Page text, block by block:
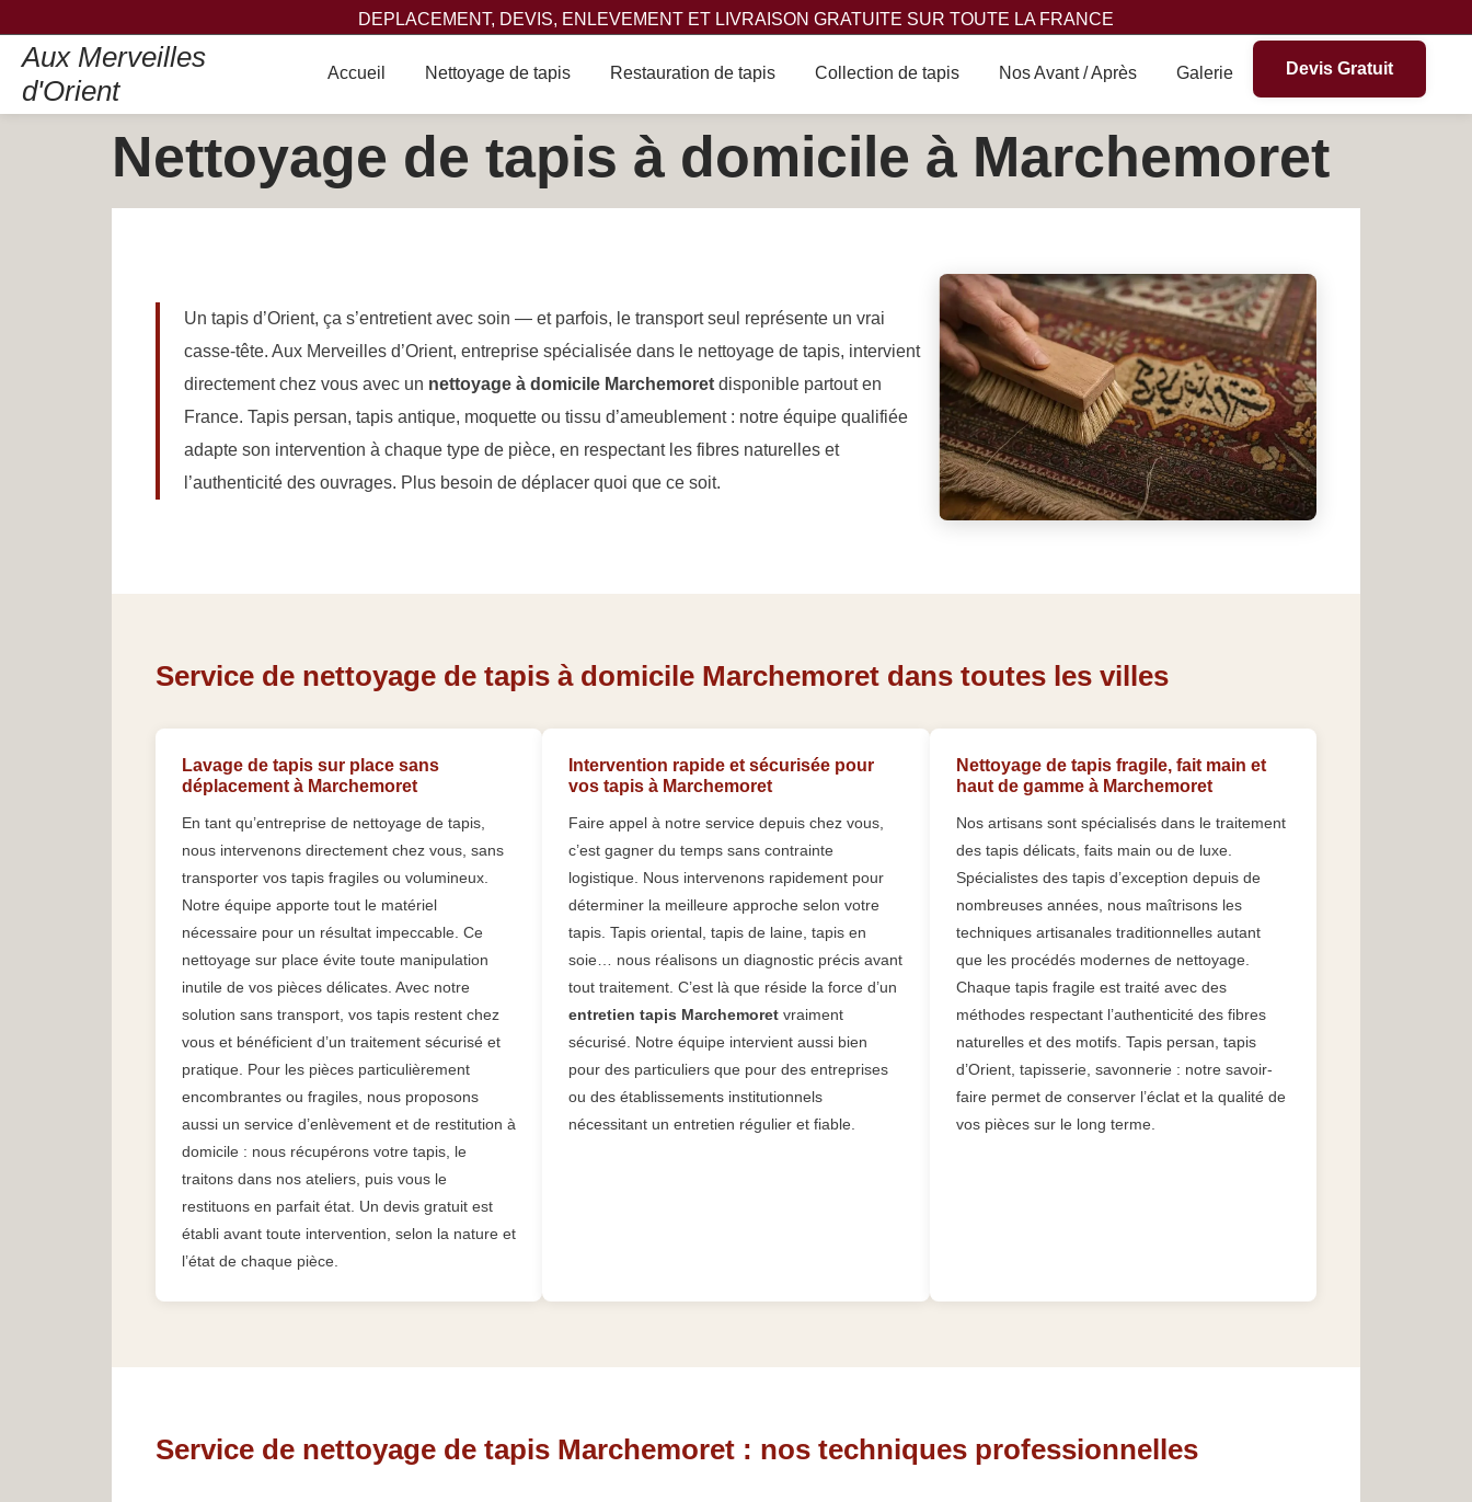
DEPLACEMENT, DEVIS, ENLEVEMENT ET LIVRAISON GRATUITE SUR TOUTE LA FRANCE
Aux Merveilles
d'Orient
Accueil Nettoyage de tapis Restauration de tapis Collection de tapis Nos Avant / Après Galerie Devis Gratuit
Nettoyage de tapis à domicile à Marchemoret
Un tapis d’Orient, ça s’entretient avec soin — et parfois, le transport seul représente un vrai
casse-tête. Aux Merveilles d’Orient, entreprise spécialisée dans le nettoyage de tapis, intervient
directement chez vous avec un nettoyage à domicile Marchemoret disponible partout en
France. Tapis persan, tapis antique, moquette ou tissu d’ameublement : notre équipe qualifiée
adapte son intervention à chaque type de pièce, en respectant les fibres naturelles et
l’authenticité des ouvrages. Plus besoin de déplacer quoi que ce soit.
Service de nettoyage de tapis à domicile Marchemoret dans toutes les villes
Lavage de tapis sur place sans
déplacement à Marchemoret
En tant qu’entreprise de nettoyage de tapis,
nous intervenons directement chez vous, sans
transporter vos tapis fragiles ou volumineux.
Notre équipe apporte tout le matériel
nécessaire pour un résultat impeccable. Ce
nettoyage sur place évite toute manipulation
inutile de vos pièces délicates. Avec notre
solution sans transport, vos tapis restent chez
vous et bénéficient d’un traitement sécurisé et
pratique. Pour les pièces particulièrement
encombrantes ou fragiles, nous proposons
aussi un service d’enlèvement et de restitution à
domicile : nous récupérons votre tapis, le
traitons dans nos ateliers, puis vous le
restituons en parfait état. Un devis gratuit est
établi avant toute intervention, selon la nature et
l’état de chaque pièce.
Intervention rapide et sécurisée pour
vos tapis à Marchemoret
Faire appel à notre service depuis chez vous,
c’est gagner du temps sans contrainte
logistique. Nous intervenons rapidement pour
déterminer la meilleure approche selon votre
tapis. Tapis oriental, tapis de laine, tapis en
soie… nous réalisons un diagnostic précis avant
tout traitement. C’est là que réside la force d’un
entretien tapis Marchemoret vraiment
sécurisé. Notre équipe intervient aussi bien
pour des particuliers que pour des entreprises
ou des établissements institutionnels
nécessitant un entretien régulier et fiable.
Nettoyage de tapis fragile, fait main et
haut de gamme à Marchemoret
Nos artisans sont spécialisés dans le traitement
des tapis délicats, faits main ou de luxe.
Spécialistes des tapis d’exception depuis de
nombreuses années, nous maîtrisons les
techniques artisanales traditionnelles autant
que les procédés modernes de nettoyage.
Chaque tapis fragile est traité avec des
méthodes respectant l’authenticité des fibres
naturelles et des motifs. Tapis persan, tapis
d’Orient, tapisserie, savonnerie : notre savoir-
faire permet de conserver l’éclat et la qualité de
vos pièces sur le long terme.
Service de nettoyage de tapis Marchemoret : nos techniques professionnelles